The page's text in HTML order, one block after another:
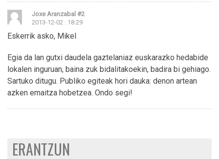
Joxe Aranzabal #2
2013-12-02 : 18:29
Eskerrik asko, Mikel
Egia da lan gutxi daudela gaztelaniaz euskarazko hedabide
lokalen inguruan, baina zuk bidalitakoekin, badira bi gehiago.
Sartuko ditugu. Publiko egiteak hori dauka: denon artean
azken emaitza hobetzea. Ondo segi!
ERANTZUN